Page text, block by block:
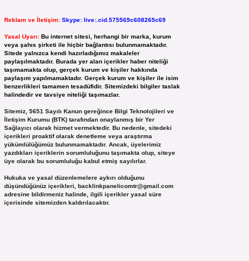
Reklam ve İletişim: Skype: live:.cid.575569c608265c69
Yasal Uyarı: Bu internet sitesi, herhangi bir marka, kurum
veya şahıs şirketi ile hiçbir bağlantısı bulunmamaktadır.
Sitede yalnızca kendi hazırladığımız makaleler
paylaşılmaktadır. Burada yer alan içerikler haber niteliği
taşımamakta olup, gerçek kurum ve kişiler hakkında
paylaşım yapılmamaktadır. Gerçek kurum ve kişiler ile isim
benzerlikleri tamamen tesadüfidir. Sitemizdeki bilgiler taslak
halindedir ve tavsiye niteliği taşımazlar.
Sitemiz, 5651 Sayılı Kanun gereğince Bilgi Teknolojileri ve
İletişim Kurumu (BTK) tarafından onaylanmış bir Yer
Sağlayıcı olarak hizmet vermektedir. Bu nedenle, sitedeki
içerikleri proaktif olarak denetleme veya araştırma
yükümlülüğümüz bulunmamaktadır. Ancak, üyelerimiz
yazdıkları içeriklerin sorumluluğunu taşımakta olup, siteye
üye olarak bu sorumluluğu kabul etmiş sayılırlar.
Hukuka ve yasal düzenlemelere aykırı olduğunu
düşündüğünüz içerikleri, backlinkpanelicomtr@gmail.com
adresine bildirmeniz halinde, ilgili içerikler yasal süre
içerisinde sitemizden kaldırılacaktır.